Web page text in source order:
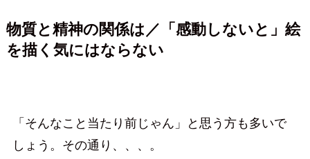
物質と精神の関係は／「感動しないと」絵
を描く気にはならない
「そんなこと当たり前じゃん」と思う方も多いで
しょう。その通り、、、。